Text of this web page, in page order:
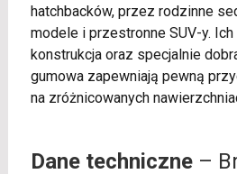
hatchbacków, przez rodzinne
modele i przestronne SUV-y.
konstrukcja oraz specjalnie
gumowa zapewniają pewną
na zróżnicowanych
Dane techniczne–